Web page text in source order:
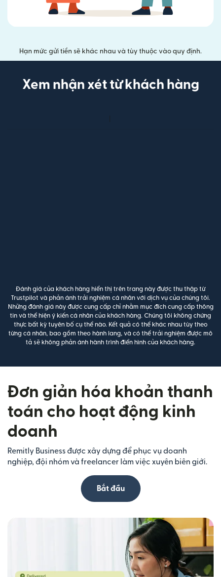
Hạn mức gửi tiền sẽ khác nhau và tùy thuộc vào quy định.
Xem nhận xét từ khách hàng
Đánh giá của khách hàng hiển thị trên trang này được thu thập từ
Trustpilot và phản ánh trải nghiệm cá nhân với dịch vụ của chúng tôi.
Những đánh giá này được cung cấp chỉ nhằm mục đích cung cấp thông
tin và thể hiện ý kiến cá nhân của khách hàng. Chúng tôi không chứng
thực bất kỳ tuyên bố cụ thể nào. Kết quả có thể khác nhau tùy theo
từng cá nhân, bao gồm theo hành lang, và có thể trải nghiệm được mô
tả sẽ không phản ánh hành trình điển hình của khách hàng.
Đơn giản hóa khoản thanh
toán cho hoạt động kinh
doanh
Remitly Business được xây dựng để phục vụ doanh
nghiệp, đội nhóm và freelancer làm việc xuyên biên giới.
Bắt đầu